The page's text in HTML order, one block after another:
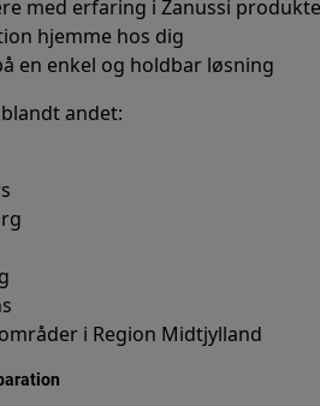
med erfaring i Zanussi
hjemme hos dig
en enkel og holdbar løsning
andet:
i Region Midtjylland